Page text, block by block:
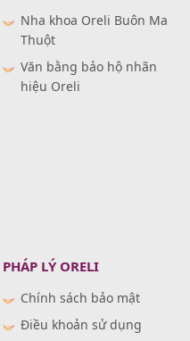
Nha khoa Oreli Buôn Ma
Thuột
Văn bằng bảo hộ nhãn
hiệu Oreli
PHÁP LÝ ORELI
Chính sách bảo mật
Điều khoản sử dụng